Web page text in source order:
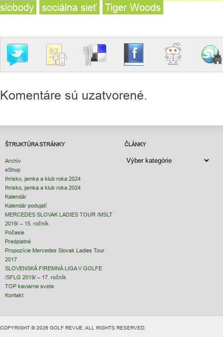
slobody
sociálna sieť Tiger Woods
Komentáre sú uzatvorené.
ŠTRUKTÚRA STRÁNKY
Archív
eShop
Ihrisko, jamka a klub roka 2024
Ihrisko, jamka a klub roka 2024
Kalendár
Kalendár podujatí
MERCEDES SLOVAK LADIES TOUR /MSLT
2019/ – 15. ročník
Počasie
Predplatné
Propozície Mercedes Slovak Ladies Tour
2017
SLOVENSKÁ FIREMNÁ LIGA V GOLFE
/SFLG 2019/ – 17. ročník
TOP kaviarne sveta
Kontakt
ČLÁNKY
ČLÁNKY
COPYRIGHT © 2026 GOLF REVUE. ALL RIGHTS RESERVED.